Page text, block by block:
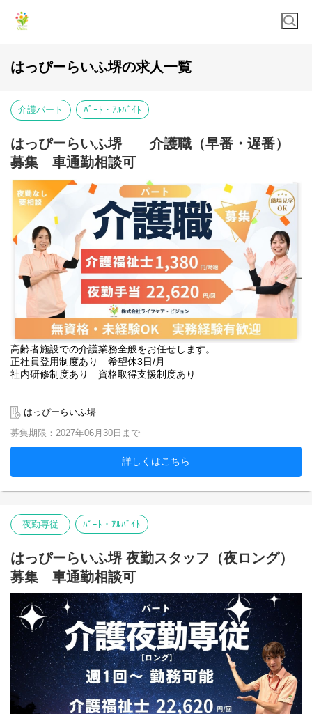
はっぴーらいふ堺の求人一覧
介護パート ﾊﾟｰﾄ・ｱﾙﾊﾞｲﾄ
はっぴーらいふ堺 介護職（早番・遅番）
募集 車通勤相談可
高齢者施設での介護業務全般をお任せします。
正社員登用制度あり 希望休3日/月
社内研修制度あり 資格取得支援制度あり
はっぴーらいふ堺
募集期限：2027年06月30日まで
詳しくはこちら
夜勤専従 ﾊﾟｰﾄ・ｱﾙﾊﾞｲﾄ
はっぴーらいふ堺 夜勤スタッフ（夜ロング）
募集 車通勤相談可